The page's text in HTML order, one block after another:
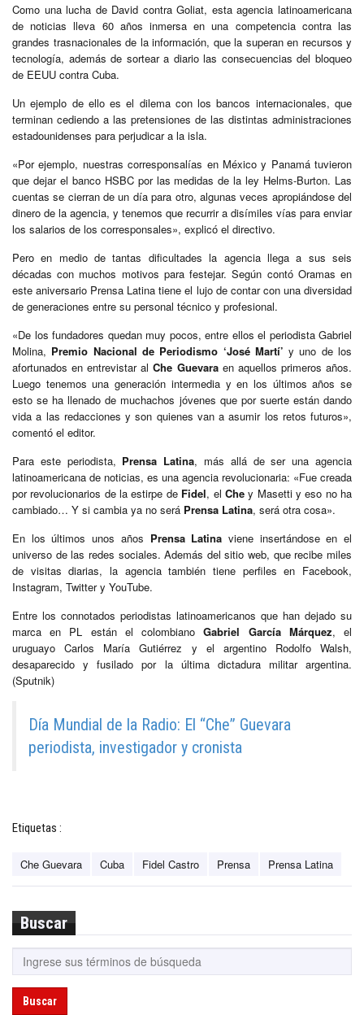
Como una lucha de David contra Goliat, esta agencia latinoamericana
de noticias lleva 60 años inmersa en una competencia contra las
grandes trasnacionales de la información, que la superan en recursos y
tecnología, además de sortear a diario las consecuencias del bloqueo
de EEUU contra Cuba.
Un ejemplo de ello es el dilema con los bancos internacionales, que
terminan cediendo a las pretensiones de las distintas administraciones
estadounidenses para perjudicar a la isla.
«Por ejemplo, nuestras corresponsalías en México y Panamá tuvieron
que dejar el banco HSBC por las medidas de la ley Helms-Burton. Las
cuentas se cierran de un día para otro, algunas veces apropiándose del
dinero de la agencia, y tenemos que recurrir a disímiles vías para enviar
los salarios de los corresponsales», explicó el directivo.
Pero en medio de tantas dificultades la agencia llega a sus seis
décadas con muchos motivos para festejar. Según contó Oramas en
este aniversario Prensa Latina tiene el lujo de contar con una diversidad
de generaciones entre su personal técnico y profesional.
«De los fundadores quedan muy pocos, entre ellos el periodista Gabriel
Molina, Premio Nacional de Periodismo ‘José Martí’ y uno de los
afortunados en entrevistar alChe Guevaraen aquellos primeros años.
Luego tenemos una generación intermedia y en los últimos años se
esto se ha llenado de muchachos jóvenes que por suerte están dando
vida a las redacciones y son quienes van a asumir los retos futuros»,
comentó el editor.
Para este periodista, Prensa Latina, más allá de ser una agencia
latinoamericana de noticias, es una agencia revolucionaria: «Fue creada
por revolucionarios de la estirpe de Fidel, el Chey Masetti y eso no ha
cambiado… Y si cambia ya no será Prensa Latina, será otra cosa».
En los últimos unos años Prensa Latina viene insertándose en el
universo de las redes sociales. Además del sitio web, que recibe miles
de visitas diarias, la agencia también tiene perfiles en Facebook,
Instagram, Twitter y YouTube.
Entre los connotados periodistas latinoamericanos que han dejado su
marca en PL están el colombianoGabriel García Márquez, el
uruguayo Carlos María Gutiérrez y el argentino Rodolfo Walsh,
desaparecido y fusilado por la última dictadura militar argentina.
(Sputnik)
Día Mundial de la Radio: El “Che” Guevara
periodista, investigador y cronista
Etiquetas :
Che Guevara Cuba Fidel Castro Prensa Prensa Latina
Buscar
Buscar